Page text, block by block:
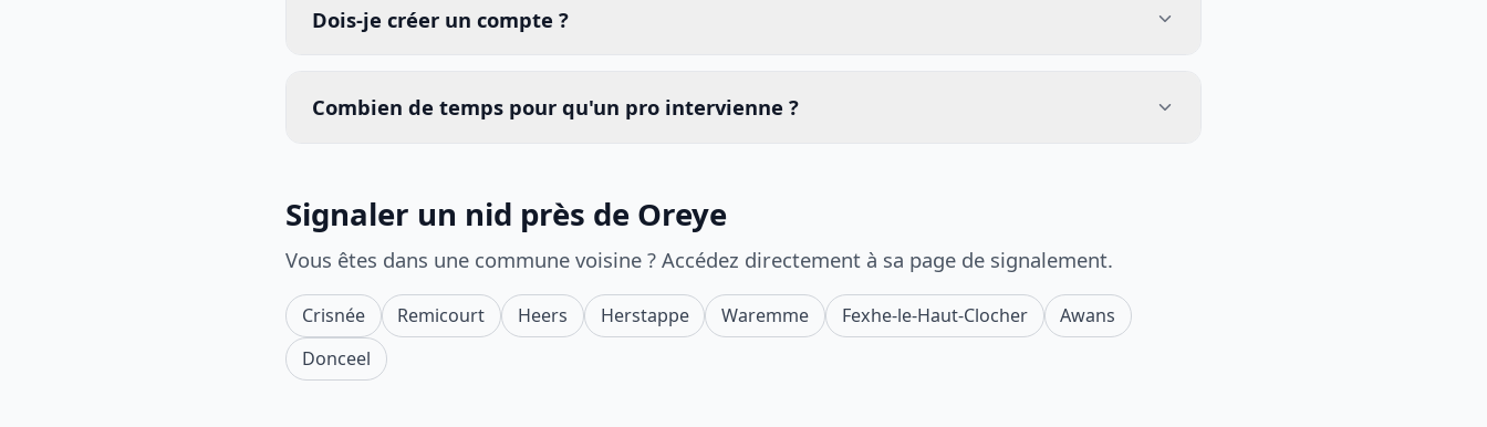
Dois-je créer un compte ?
Combien de temps pour qu'un pro intervienne ?
Signaler un nid près de Oreye
Vous êtes dans une commune voisine ? Accédez directement à sa page de signalement.
Crisnée Remicourt Heers Herstappe Waremme Fexhe-le-Haut-Clocher
Awans
Donceel